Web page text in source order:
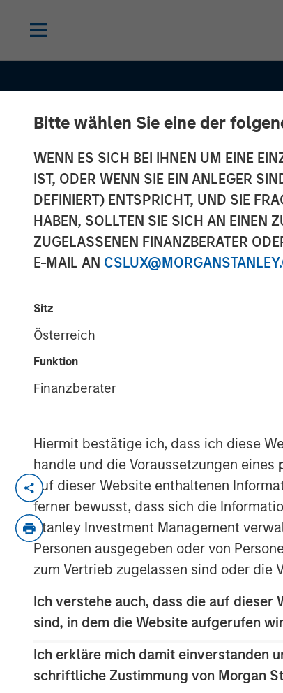
Bitte wählen Sie eine der
WENN ES SICH BEI IHNEN UM EINE
IST, ODER WENN SIE EIN ANLEGER
DEFINIERT) ENTSPRICHT, UND SIE
HABEN, SOLLTEN SIE SICH AN EINEN
ZUGELASSENEN FINANZBERATER
E-MAIL AN
Sitz
Österreich
Funktion
Finanzberater
Hiermit bestätige ich, dass ich diese
handle und die Voraussetzungen eines
auf dieser Website enthaltenen
ferner bewusst, dass sich die
Stanley Investment Management
Personen ausgegeben oder von
zum Vertrieb zugelassen sind oder die
Ich verstehe auch, dass die auf
sind, in dem die Website aufgerufen
Ich erkläre mich damit einverstanden
schriftliche Zustimmung von Morgan
INSIGHTS
Unlock a
Potential
Investing
23 APRIL 2026
International Equity Markets
Diversification
The U.S. represents just 4% of
26% of GDP, yet accounts for
Country World Index by market
economic contribution. Even if
dislocation may prove a
overlook international markets.
U.S. market cap is